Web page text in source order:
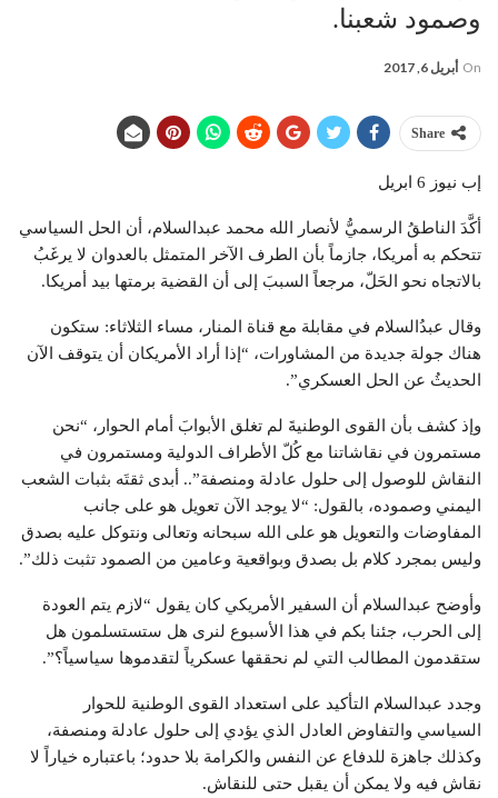
وصمود شعبنا.
On أبريل 6, 2017
Share
إب نيوز 6 ابريل
أكَّدَ الناطقُ الرسميُّ لأنصار الله محمد عبدالسلام، أن الحل السياسي
تتحكم به أمريكا، جازماً بأن الطرف الآخر المتمثل بالعدوان لا يرغَبُ
بالاتجاه نحو الحَلّ، مرجعاً السببَ إلى أن القضية برمتها بيد أمريكا.
وقال عبدُالسلام في مقابلة مع قناة المنار، مساء الثلاثاء: ستكون
هناك جولة جديدة من المشاورات، “إذا أراد الأمريكان أن يتوقف الآن
الحديثُ عن الحل العسكري”.
وإذ كشف بأن القوى الوطنيةَ لم تغلق الأبوابَ أمام الحوار، “نحن
مستمرون في نقاشاتنا مع كُلّ الأطراف الدولية ومستمرون في
النقاش للوصول إلى حلول عادلة ومنصفة”.. أبدى ثقتَه بثبات الشعب
اليمني وصموده، بالقول: “لا يوجد الآن تعويل هو على جانب
المفاوضات والتعويل هو على الله سبحانه وتعالى ونتوكل عليه بصدق
وليس بمجرد كلام بل بصدق وبواقعية وعامين من الصمود تثبت ذلك”.
وأوضح عبدالسلام أن السفير الأمريكي كان يقول “لازم يتم العودة
إلى الحرب، جئنا بكم في هذا الأسبوع لنرى هل ستستسلمون هل
ستقدمون المطالب التي لم نحققها عسكرياً لتقدموها سياسياً؟”.
وجدد عبدالسلام التأكيد على استعداد القوى الوطنية للحوار
السياسي والتفاوض العادل الذي يؤدي إلى حلول عادلة ومنصفة،
وكذلك جاهزة للدفاع عن النفس والكرامة بلا حدود؛ باعتباره خياراً لا
نقاش فيه ولا يمكن أن يقبل حتى للنقاش.